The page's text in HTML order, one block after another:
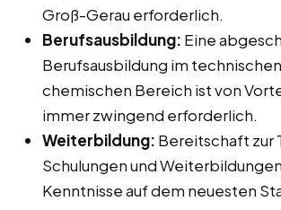
Groß-Gerau erforderlich.
Berufsausbildung: Eine
Berufsausbildung im
chemischen Bereich ist von
immer zwingend erforderlich.
Weiterbildung: Bereitschaft zur
Schulungen und
Kenntnisse auf dem neuesten